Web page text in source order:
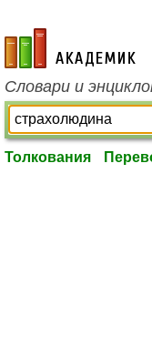
academic.ru
Словари и
Толкования